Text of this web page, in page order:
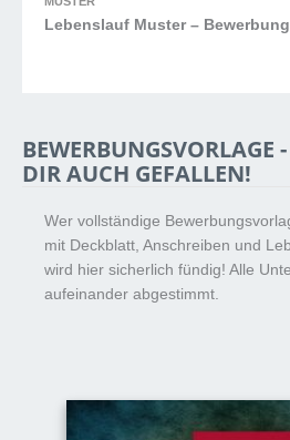
Lebenslauf Muster – Bewerbung
BEWERBUNGSVORLAGE
DIR AUCH GEFALLEN!
Wer vollständige
mit Deckblatt, Anschreiben und
wird hier sicherlich fündig! Alle
aufeinander abgestimmt.